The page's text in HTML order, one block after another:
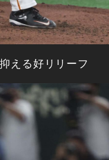
える好リリーフ